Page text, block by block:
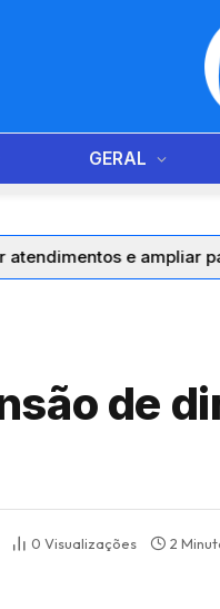
GERAL
e ampliar parcerias
de
0 Visualizações 2